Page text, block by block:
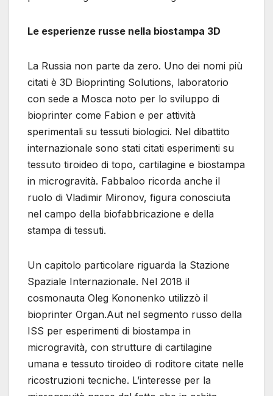
Le esperienze russe nella biostampa 3D
La Russia non parte da zero. Uno dei nomi più
citati è 3D Bioprinting Solutions, laboratorio
con sede a Mosca noto per lo sviluppo di
bioprinter come Fabion e per attività
sperimentali su tessuti biologici. Nel dibattito
internazionale sono stati citati esperimenti su
tessuto tiroideo di topo, cartilagine e biostampa
in microgravità. Fabbaloo ricorda anche il
ruolo di Vladimir Mironov, figura conosciuta
nel campo della biofabbricazione e della
stampa di tessuti.
Un capitolo particolare riguarda la Stazione
Spaziale Internazionale. Nel 2018 il
cosmonauta Oleg Kononenko utilizzò il
bioprinter Organ.Aut nel segmento russo della
ISS per esperimenti di biostampa in
microgravità, con strutture di cartilagine
umana e tessuto tiroideo di roditore citate nelle
ricostruzioni tecniche. L’interesse per la